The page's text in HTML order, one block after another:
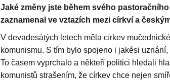
Jaké změny jste během svého
zaznamenal ve vztazích mezi církví a
V devadesátých letech měla církev
komunismu. S tím bylo spojeno i jakési
To časem vyprchalo a někteří politici hledali
komunistů strašením, že církev chce nejen